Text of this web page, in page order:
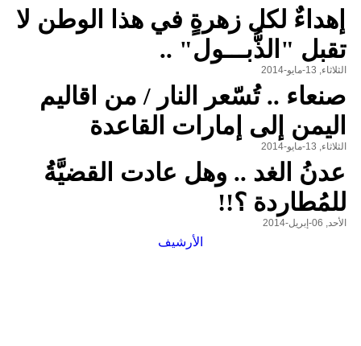
إهداءٌ لكل زهرةٍ في هذا الوطن لا
تقبل "الذُّبـــول" ..
الثلاثاء, 13-مايو-2014
صنعاء .. تُسّعر النار / من اقاليم
اليمن إلى إمارات القاعدة
الثلاثاء, 13-مايو-2014
عدنُ الغد .. وهل عادت القضيَّةُ
للمُطاردة ؟!!
الأحد, 06-إبريل-2014
الأرشيف